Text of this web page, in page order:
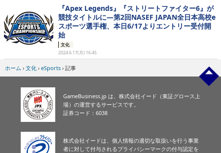
『Apex Legends』『ストリートファイター6』が
競技タイトルに―第2回NASEF JAPAN全日本高校e
スポーツ選手権、本日6/17よりエントリー受付開
始
文化
2024.6.17(月) 16:45
ホーム › 文化 › eSports › 記事
GameBusiness.jp は、株式会社イード（東証グロース上
場）の運営するサービスです。
証券コード：6038
株式会社イードは、個人情報の適切な取扱いを行う事業
者に対して付与されるプライバシーマークの付与認定を